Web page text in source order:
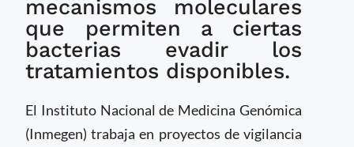
mecanismos moleculares
que permiten a ciertas
bacterias evadir los
tratamientos disponibles.
El Instituto Nacional de Medicina Genómica
(Inmegen) trabaja en proyectos de vigilancia